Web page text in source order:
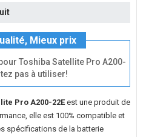
Mieux prix
Toshiba Satellite Pro A200-
pas à utiliser!
Pro A200-22Eest une produit de
elle est 100% compatible et
spécifications de la batterie